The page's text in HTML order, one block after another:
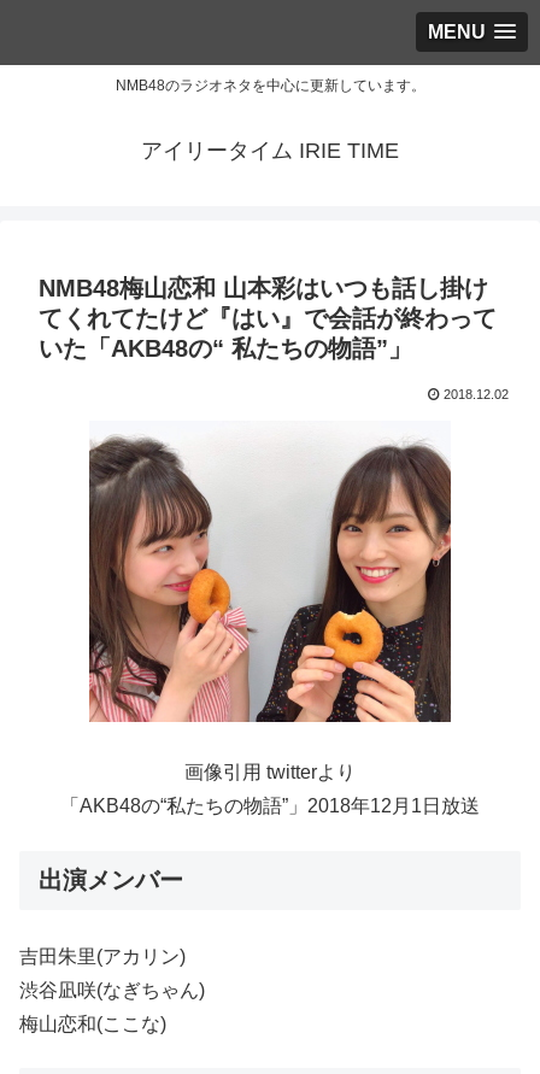
MENU
NMB48のラジオネタを中心に更新しています。
アイリータイム IRIE TIME
NMB48梅山恋和 山本彩はいつも話し掛け
てくれてたけど『はい』で会話が終わって
いた「AKB48の“ 私たちの物語”」
2018.12.02
画像引用 twitterより
「AKB48の“私たちの物語”」2018年12月1日放送
出演メンバー
吉田朱里(アカリン)
渋谷凪咲(なぎちゃん)
梅山恋和(ここな)